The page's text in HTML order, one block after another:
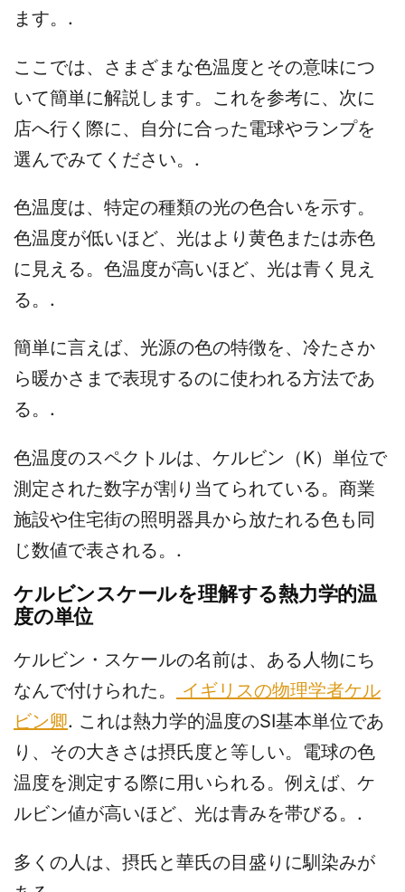
ます。.
ここでは、さまざまな色温度とその意味につ
いて簡単に解説します。これを参考に、次に
店へ行く際に、自分に合った電球やランプを
選んでみてください。.
色温度は、特定の種類の光の色合いを示す。
色温度が低いほど、光はより黄色または赤色
に見える。色温度が高いほど、光は青く見え
る。.
簡単に言えば、光源の色の特徴を、冷たさか
ら暖かさまで表現するのに使われる方法であ
る。.
色温度のスペクトルは、ケルビン（K）単位で
測定された数字が割り当てられている。商業
施設や住宅街の照明器具から放たれる色も同
じ数値で表される。.
ケルビンスケールを理解する熱力学的温
度の単位
ケルビン・スケールの名前は、ある人物にち
なんで付けられた。
イギリスの物理学者ケル
ビン卿. これは熱力学的温度のSI基本単位であ
り、その大きさは摂氏度と等しい。電球の色
温度を測定する際に用いられる。例えば、ケ
ルビン値が高いほど、光は青みを帯びる。.
多くの人は、摂氏と華氏の目盛りに馴染みが